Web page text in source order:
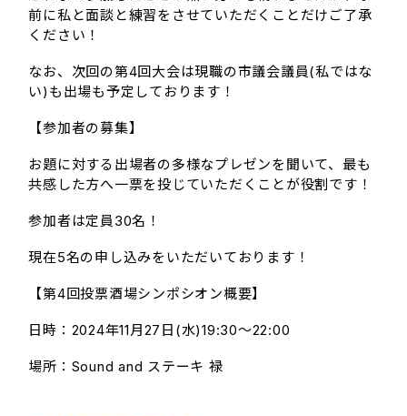
前に私と面談と練習をさせていただくことだけご了承
ください！
なお、次回の第4回大会は現職の市議会議員(私ではな
い)も出場も予定しております！
【参加者の募集】
お題に対する出場者の多様なプレゼンを聞いて、最も
共感した方へ一票を投じていただくことが役割です！
参加者は定員30名！
現在5名の申し込みをいただいております！
【第4回投票酒場シンポシオン概要】
日時：2024年11月27日(水)19:30～22:00
場所：Sound and ステーキ 禄